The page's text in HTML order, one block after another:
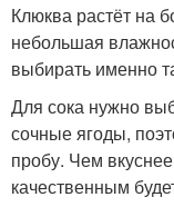
Клюква растёт на
небольшая
выбирать именно
Для сока нужно
сочные ягоды,
пробу. Чем
качественным